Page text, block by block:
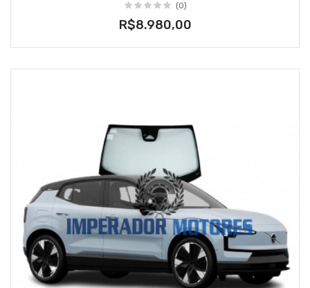
(0)
R$8.980,00